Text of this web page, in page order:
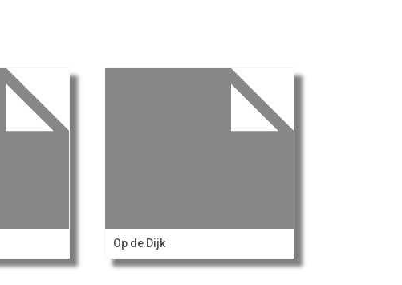
Op de Dijk